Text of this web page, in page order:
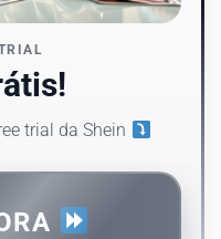
trial da Shein